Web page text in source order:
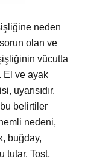
neden
olan ve
vücutta
El ve ayak
uyarısıdır.
belirtiler
nedeni,
buğday,
tutar. Tost,